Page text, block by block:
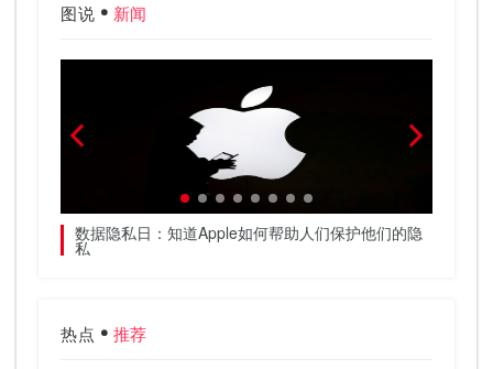
图说 新闻
数据隐私日：知道Apple如何帮助人们保护他们的隐
私
热点 推荐